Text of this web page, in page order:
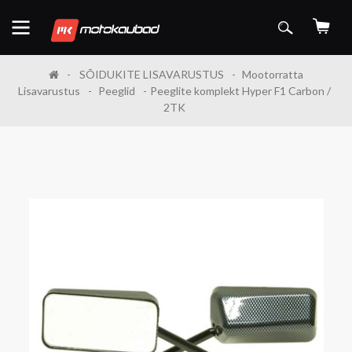
SÕIDUKITE LISAVARUSTUS
Mootorratta
Lisavarustus
Peeglid
Peeglite komplekt Hyper F1 Carbon /
2TK